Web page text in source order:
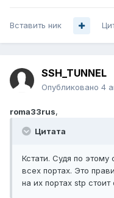
Вставить ник
SSH_TUNNEL
Опубликовано 4
roma33rus,
Цитата
Кстати. Судя по
всех портах. Это
на их портах stp стоит